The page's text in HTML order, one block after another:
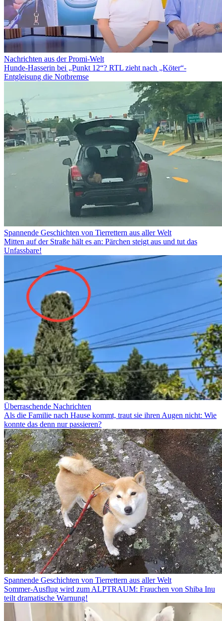
Nachrichten aus der Promi-Welt
Hunde-Hasserin bei „Punkt 12“? RTL zieht nach „Köter“-
Entgleisung die Notbremse
Spannende Geschichten von Tierrettern aus aller Welt
Mitten auf der Straße hält es an: Pärchen steigt aus und tut das
Unfassbare!
Überraschende Nachrichten
Als die Familie nach Hause kommt, traut sie ihren Augen nicht: Wie
konnte das denn nur passieren?
Spannende Geschichten von Tierrettern aus aller Welt
Sommer-Ausflug wird zum ALPTRAUM: Frauchen von Shiba Inu
teilt dramatische Warnung!